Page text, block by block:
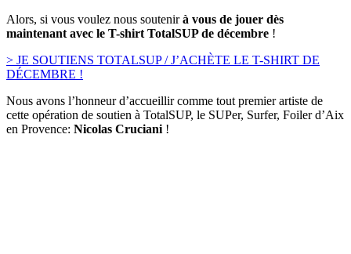
Alors, si vous voulez nous soutenirà vous de jouer dès
maintenant avec le T-shirt TotalSUP de décembre !
> JE SOUTIENS TOTALSUP / J’ACHÈTE LE T-SHIRT DE
DÉCEMBRE !
Nous avons l’honneur d’accueillir comme tout premier artiste de
cette opération de soutien à TotalSUP, le SUPer, Surfer, Foiler d’Aix
en Provence: Nicolas Cruciani !